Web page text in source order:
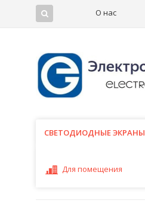
О нас
СВЕТОДИОДНЫЕ ЭКРАНЫ
СВЕТОДИОДНЫЕ ЭКРАНЫ
Для помещения